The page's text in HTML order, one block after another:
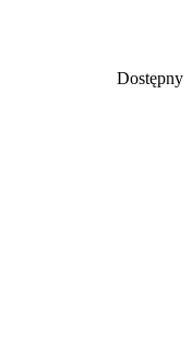
Dostępny